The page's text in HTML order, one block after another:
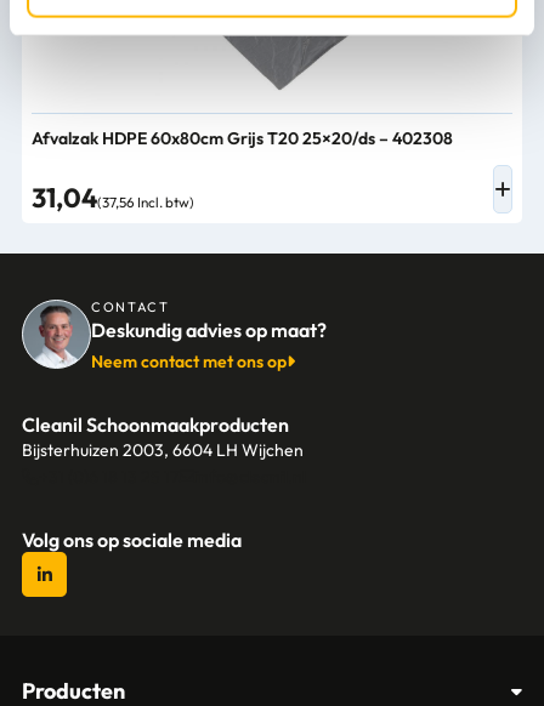
Afvalzak HDPE 60x80cm Grijs T20 25×20/ds – 402308
31,04(37,56 Incl. btw)
CONTACT
Deskundig advies op maat?
Neem contact met ons op
Cleanil Schoonmaakproducten
Bijsterhuizen 2003, 6604 LH Wijchen
Volg ons op sociale media
Producten